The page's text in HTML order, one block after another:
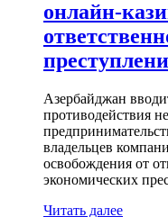
онлайн-
Азербайджан
противодействия
владельцев
освобождения от
экономических
Читать далее